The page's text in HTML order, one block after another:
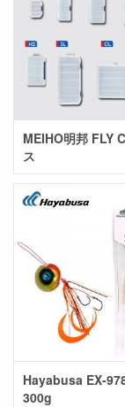
MEIHO明邦 FLY
ス
Hayabusa EX-
300g